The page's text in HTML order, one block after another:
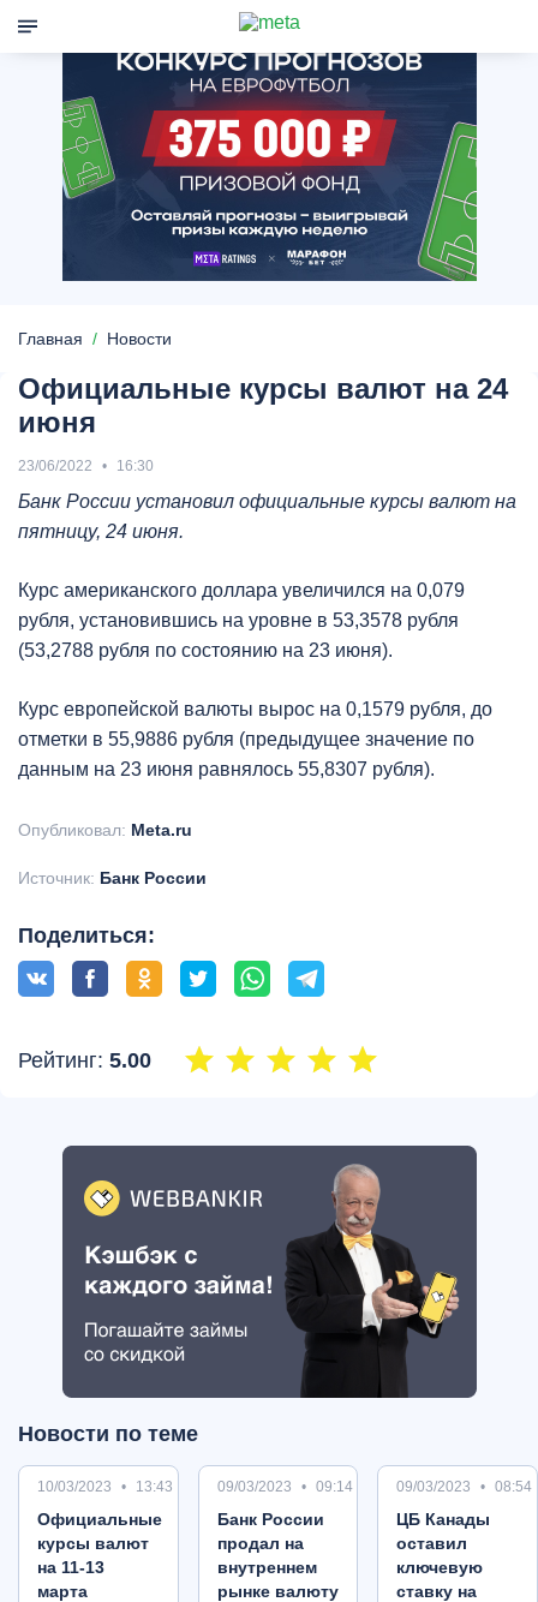
Главная Новости
Официальные курсы валют на 24
июня
23/06/2022 16:30
Банк России установил официальные курсы валют на
пятницу, 24 июня.
Курс американского доллара увеличился на 0,079
рубля, установившись на уровне в 53,3578 рубля
(53,2788 рубля по состоянию на 23 июня).
Курс европейской валюты вырос на 0,1579 рубля, до
отметки в 55,9886 рубля (предыдущее значение по
данным на 23 июня равнялось 55,8307 рубля).
Опубликовал: Meta.ru
Источник: Банк России
Поделиться:
Рейтинг: 5.00
Новости по теме
10/03/2023 13:43
Oфициальные
курсы валют
на 11-13
марта
09/03/2023 09:14
Банк России
продал на
внутреннем
рынке валюту
09/03/2023 08:54
ЦБ Канады
оставил
ключевую
ставку на